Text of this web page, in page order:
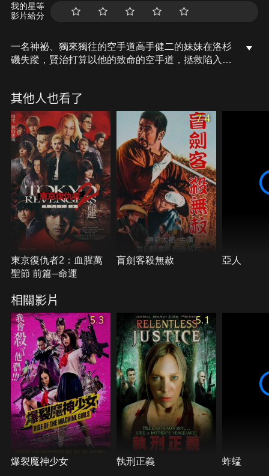
我的星等
影片給分
一名神祕、獨來獨往的空手道高手健二的妹妹在洛杉
磯失蹤，賢治打算以他的致命的空手道，拯救陷入邪
其他人也看了
東京復仇者2：血腥萬
聖節 前篇─命運
7.4
盲劍客殺無赦 亞人
相關影片
5.3
爆裂魔神少女
5.1
執刑正義 蚱蜢